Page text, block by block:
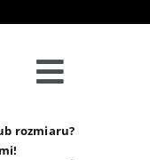
Toggle
Sklep
rozmiaru?